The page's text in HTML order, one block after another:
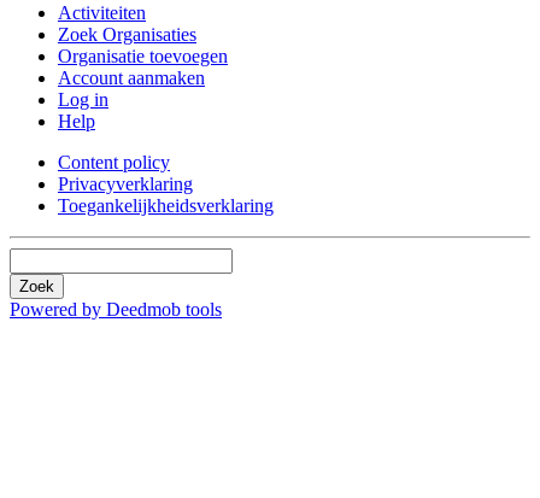
Activiteiten
Zoek Organisaties
Organisatie toevoegen
Account aanmaken
Log in
Help
Content policy
Privacyverklaring
Toegankelijkheidsverklaring
Zoek
Powered by Deedmob tools